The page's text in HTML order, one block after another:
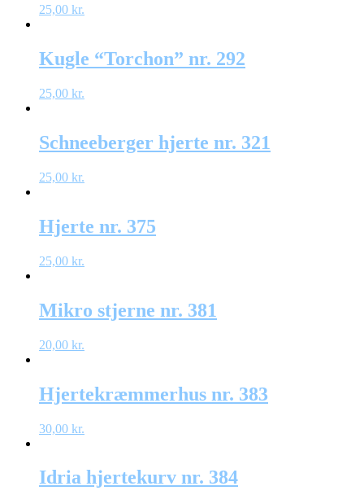
25,00 kr.
Kugle “Torchon” nr. 292
25,00 kr.
Schneeberger hjerte nr. 321
25,00 kr.
Hjerte nr. 375
25,00 kr.
Mikro stjerne nr. 381
20,00 kr.
Hjertekræmmerhus nr. 383
30,00 kr.
Idria hjertekurv nr. 384